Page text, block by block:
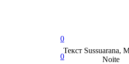
0
0
ТекстSussuarana,
Noite